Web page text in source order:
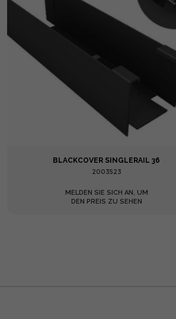
BLACKCOVER SINGLERAIL 36
2003523
MELDEN SIE SICH AN, UM
DEN PREIS ZU SEHEN